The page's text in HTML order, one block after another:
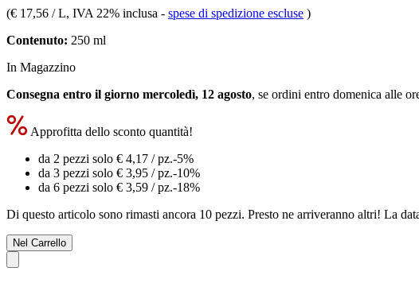
(€ 17,56 / L, IVA 22% inclusa - spese di spedizione escluse )
Contenuto: 250 ml
In Magazzino
Consegna entro il giorno mercoledì, 12 agosto, se ordini entro domenica alle
Approfitta dello sconto quantità!
da 2 pezzi solo € 4,17 / pz.-5%
da 3 pezzi solo € 3,95 / pz.-10%
da 6 pezzi solo € 3,59 / pz.-18%
Di questo articolo sono rimasti ancora 10 pezzi. Presto ne arriveranno altri! La
Nel Carrello